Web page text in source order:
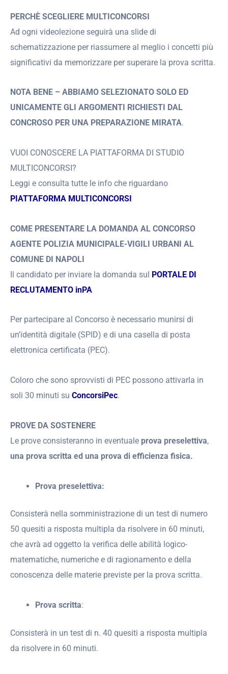
PERCHÈ SCEGLIERE MULTICONCORSI
Ad ogni videolezione seguirà una slide di
schematizzazione per riassumere al meglio i concetti più
significativi da memorizzare per superare la prova scritta.
NOTA BENE – ABBIAMO SELEZIONATO SOLO ED
UNICAMENTE GLI ARGOMENTI RICHIESTI DAL
CONCROSO PER UNA PREPARAZIONE MIRATA.
VUOI CONOSCERE LA PIATTAFORMA DI STUDIO
MULTICONCORSI?
Leggi e consulta tutte le info che riguardano
PIATTAFORMA MULTICONCORSI
COME PRESENTARE LA DOMANDA AL CONCORSO
AGENTE POLIZIA MUNICIPALE-VIGILI URBANI AL
COMUNE DI NAPOLI
Il candidato per inviare la domanda sul PORTALE DI
RECLUTAMENTO inPA
Per partecipare al Concorso è necessario munirsi di
un’identità digitale (SPID) e di una casella di posta
elettronica certificata (PEC).
Coloro che sono sprovvisti di PEC possono attivarla in
soli 30 minuti su ConcorsiPec.
PROVE DA SOSTENERE
Le prove consisteranno in eventuale prova preselettiva,
una prova scritta ed una prova di efficienza fisica.
Prova preselettiva:
Consisterà nella somministrazione di un test di numero
50 quesiti a risposta multipla da risolvere in 60 minuti,
che avrà ad oggetto la verifica delle abilità logico-
matematiche, numeriche e di ragionamento e della
conoscenza delle materie previste per la prova scritta.
Prova scritta:
Consisterà in un test di n. 40 quesiti a risposta multipla
da risolvere in 60 minuti.